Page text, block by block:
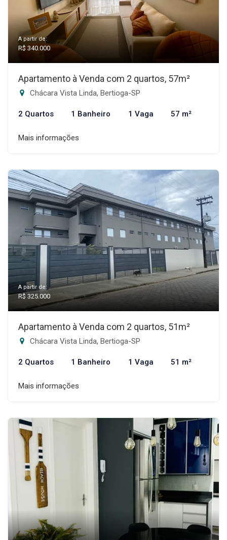
A partir de:
R$ 340.000
Apartamento à Venda com 2 quartos, 57m²
Chácara Vista Linda, Bertioga-SP
2 Quartos 1 Banheiro 1 Vaga 57 m²
Mais informações
A partir de:
R$ 325.000
Apartamento à Venda com 2 quartos, 51m²
Chácara Vista Linda, Bertioga-SP
2 Quartos 1 Banheiro 1 Vaga 51 m²
Mais informações